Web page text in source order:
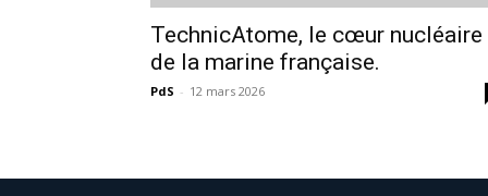
TechnicAtome, le cœur nucléaire
de la marine française.
PdS - 12 mars 2026